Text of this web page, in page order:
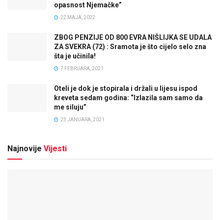
opasnost Njemačke”
22 MAJA, 2022
ZBOG PENZIJE OD 800 EVRA NIŠLIJKA SE UDALA
ZA SVEKRA (72) : Sramota je što cijelo selo zna
šta je učinila!
7 FEBRUARA, 2021
Oteli je dok je stopirala i držali u lijesu ispod
kreveta sedam godina: “Izlazila sam samo da
me siluju”
23 JANUARA, 2021
Najnovije Vijesti